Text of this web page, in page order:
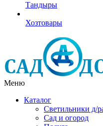
Тандыры
Хозтовары
Меню
Каталог
Светильники д/
Сад и огород